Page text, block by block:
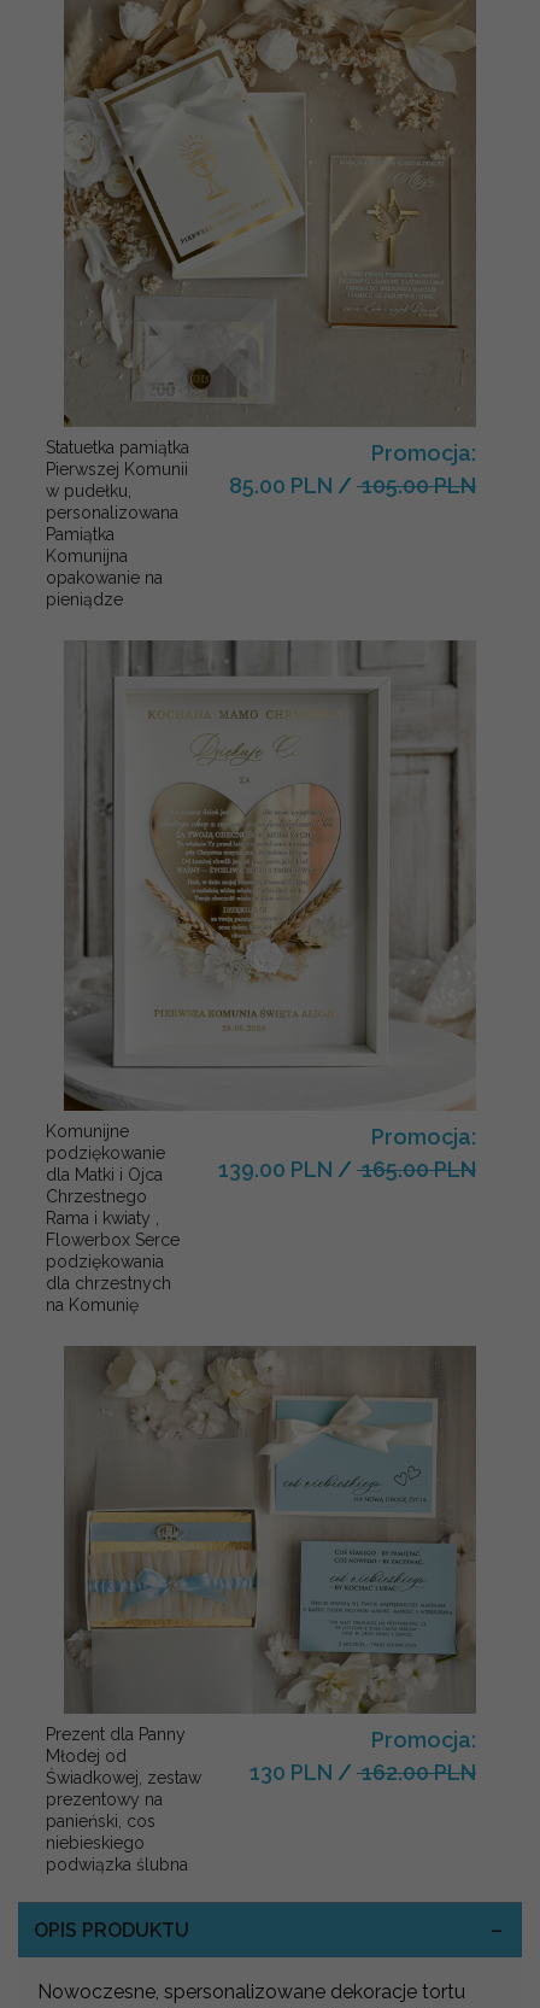
Statuetka pamiątka
Pierwszej Komunii
w pudełku,
personalizowana
Pamiątka
Komunijna
opakowanie na
pieniądze
Promocja:
85.00 PLN / 105.00 PLN
Komunijne
podziękowanie
dla Matki i Ojca
Chrzestnego
Rama i kwiaty ,
Flowerbox Serce
podziękowania
dla chrzestnych
na Komunię
Promocja:
139.00 PLN / 165.00 PLN
Prezent dla Panny
Młodej od
Świadkowej, zestaw
prezentowy na
panieński, cos
niebieskiego
podwiązka ślubna
Promocja:
130 PLN / 162.00 PLN
OPIS PRODUKTU
Nowoczesne, spersonalizowane dekoracje tortu